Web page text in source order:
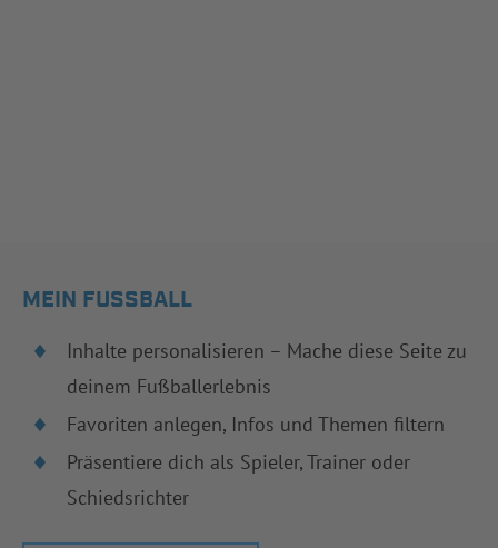
MEIN FUSSBALL
Inhalte personalisieren – Mache diese Seite zu
deinem Fußballerlebnis
Favoriten anlegen, Infos und Themen filtern
Präsentiere dich als Spieler, Trainer oder
Schiedsrichter